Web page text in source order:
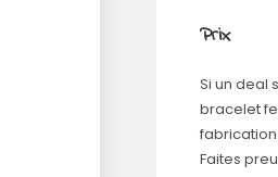
Prix
Si un deal
bracelet
Faites